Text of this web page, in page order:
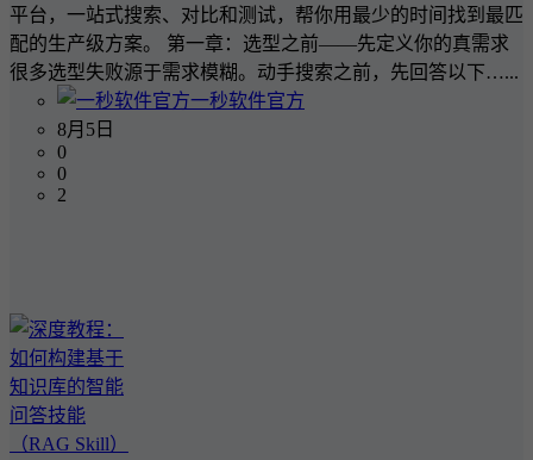
平台，一站式搜索、对比和测试，帮你用最少的时间找到最匹
配的生产级方案。 第一章：选型之前——先定义你的真需求
很多选型失败源于需求模糊。动手搜索之前，先回答以下…...
一秒软件官方
8月5日
0
0
2